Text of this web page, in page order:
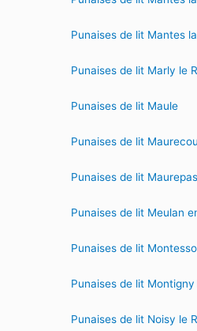
Punaises de lit Mantes
Punaises de lit Marly le
Punaises de lit Maule
Punaises de lit
Punaises de lit Maurepas
Punaises de lit Meulan
Punaises de lit
Punaises de lit
Punaises de lit Noisy le